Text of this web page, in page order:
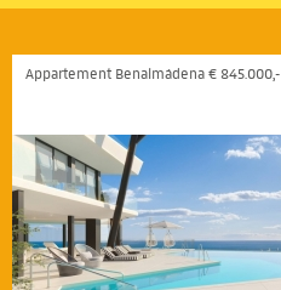
Appartement Benalmádena € 845.000,-